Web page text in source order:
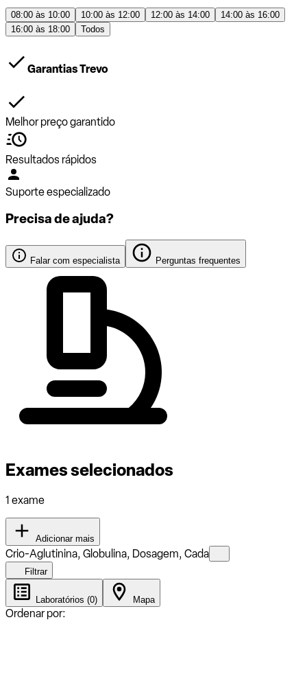
08:00 às 10:00 10:00 às 12:00 12:00 às 14:00
14:00 às 16:00
16:00 às 18:00
Todos
Garantias Trevo
Melhor preço garantido
Resultados rápidos
Suporte especializado
Precisa de ajuda?
Falar com especialista Perguntas frequentes
Exames selecionados
1 exame
Adicionar mais
Crio-Aglutinina, Globulina, Dosagem, Cada
Filtrar
Laboratórios (0) Mapa
Ordenar por: